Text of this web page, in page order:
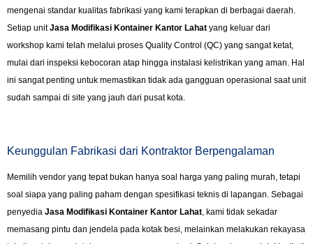
mengenai standar kualitas fabrikasi yang kami terapkan di berbagai daerah.
Setiap unitJasa Modifikasi Kontainer Kantor Lahat yang keluar dari
workshop kami telah melalui proses Quality Control (QC) yang sangat ketat,
mulai dari inspeksi kebocoran atap hingga instalasi kelistrikan yang aman. Hal
ini sangat penting untuk memastikan tidak ada gangguan operasional saat unit
sudah sampai di site yang jauh dari pusat kota.
Keunggulan Fabrikasi dari Kontraktor Berpengalaman
Memilih vendor yang tepat bukan hanya soal harga yang paling murah, tetapi
soal siapa yang paling paham dengan spesifikasi teknis di lapangan. Sebagai
penyedia Jasa Modifikasi Kontainer Kantor Lahat , kami tidak sekadar
memasang pintu dan jendela pada kotak besi, melainkan melakukan rekayasa